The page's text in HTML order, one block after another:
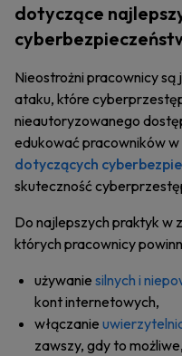
dotyczące
Nieostrożni pracownicy
ataku, które
nieautoryzowanego
edukować pracowników w
dotyczących
skuteczność
Do najlepszych praktyk w
których pracownicy
używanie silnych i
kont internetowych,
włączanie
zawszy, gdy to możliwe,